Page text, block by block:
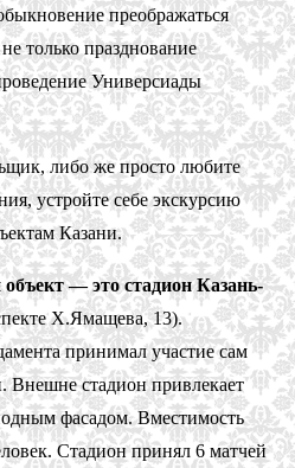
преображаться
только празднование
Универсиады
либо же просто любите
устройте себе экскурсию
Казани.
— это стадион Казань-
Х.Ямащева, 13).
принимал участие сам
Внешне стадион привлекает
фасадом. Вместимость
Стадион принял 6 матчей